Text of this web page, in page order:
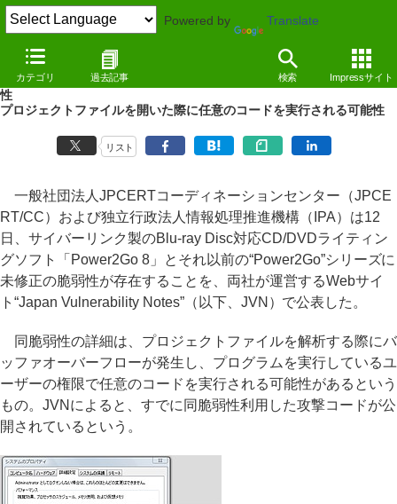
Powered by Translate
カテゴリ 過去記事 検索 Impressサイト
NEWS（11/12/12 15:15）
CD/DVDライティングソフト「Power2Go 8」に未修正のゼロデイ脆弱
性
プロジェクトファイルを開いた際に任意のコードを実行される可能性
リスト
一般社団法人JPCERTコーディネーションセンター（JPCE
RT/CC）および独立行政法人情報処理推進機構（IPA）は12
日、サイバーリンク製のBlu-ray Disc対応CD/DVDライティン
グソフト「Power2Go 8」とそれ以前の“Power2Go”シリーズに
未修正の脆弱性が存在することを、両社が運営するWebサイ
ト“Japan Vulnerability Notes”（以下、JVN）で公表した。
同脆弱性の詳細は、プロジェクトファイルを解析する際にバ
ッファオーバーフローが発生し、プログラムを実行しているユ
ーザーの権限で任意のコードを実行される可能性があるという
もの。JVNによると、すでに同脆弱性利用した攻撃コードが公
開されているという。